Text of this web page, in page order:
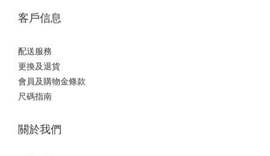
客戶信息
配送服務
更換及退貨
會員及購物金條款
尺碼指南
關於我們